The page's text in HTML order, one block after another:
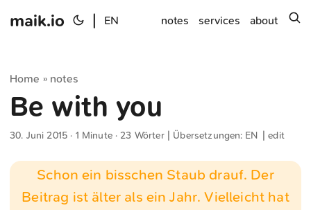
maik.io EN notes services about
Home » notes
Be with you
30. Juni 2015 · 1 Minute · 23 Wörter | Übersetzungen: EN |edit
Schon ein bisschen Staub drauf. Der
Beitrag ist älter als ein Jahr. Vielleicht hat